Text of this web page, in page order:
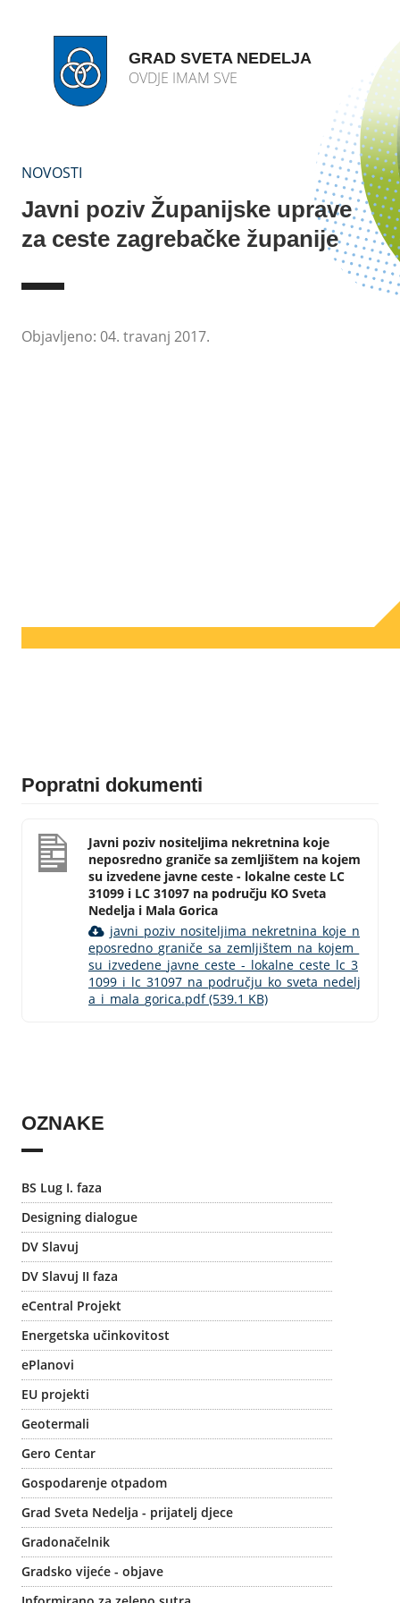
GRAD SVETA NEDELJA
OVDJE IMAM SVE
NOVOSTI
Javni poziv Županijske uprave
za ceste zagrebačke županije
Objavljeno: 04. travanj 2017.
Popratni dokumenti
Javni poziv nositeljima nekretnina koje
neposredno graniče sa zemljištem na kojem
su izvedene javne ceste - lokalne ceste LC
31099 i LC 31097 na području KO Sveta
Nedelja i Mala Gorica
javni_poziv_nositeljima_nekretnina_koje_n
eposredno_graniče_sa_zemljištem_na_kojem_
su_izvedene_javne_ceste_-_lokalne_ceste_lc_3
1099_i_lc_31097_na_području_ko_sveta_nedelj
a_i_mala_gorica.pdf (539.1 KB)
OZNAKE
BS Lug I. faza
Designing dialogue
DV Slavuj
DV Slavuj II faza
eCentral Projekt
Energetska učinkovitost
ePlanovi
EU projekti
Geotermali
Gero Centar
Gospodarenje otpadom
Grad Sveta Nedelja - prijatelj djece
Gradonačelnik
Gradsko vijeće - objave